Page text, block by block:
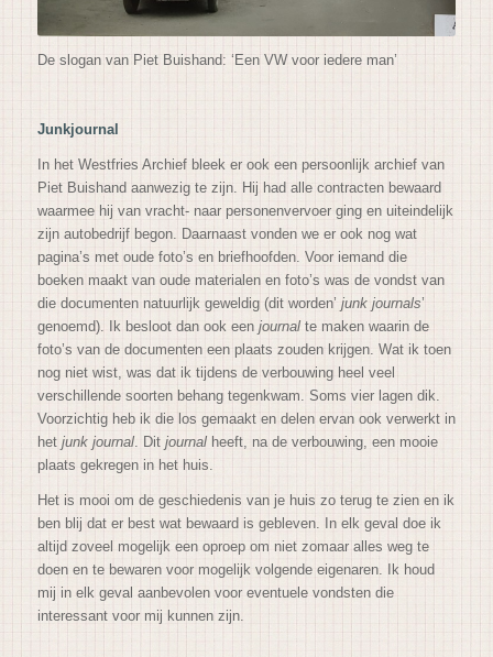
De slogan van Piet Buishand: ‘Een VW voor iedere man’
Junkjournal
In het Westfries Archief bleek er ook een persoonlijk archief van
Piet Buishand aanwezig te zijn. Hij had alle contracten bewaard
waarmee hij van vracht- naar personenvervoer ging en uiteindelijk
zijn autobedrijf begon. Daarnaast vonden we er ook nog wat
pagina’s met oude foto’s en briefhoofden. Voor iemand die
boeken maakt van oude materialen en foto’s was de vondst van
die documenten natuurlijk geweldig (dit worden’ junk journals’
genoemd). Ik besloot dan ook een journalte maken waarin de
foto’s van de documenten een plaats zouden krijgen. Wat ik toen
nog niet wist, was dat ik tijdens de verbouwing heel veel
verschillende soorten behang tegenkwam. Soms vier lagen dik.
Voorzichtig heb ik die los gemaakt en delen ervan ook verwerkt in
het junk journal. Dit journalheeft, na de verbouwing, een mooie
plaats gekregen in het huis.
Het is mooi om de geschiedenis van je huis zo terug te zien en ik
ben blij dat er best wat bewaard is gebleven. In elk geval doe ik
altijd zoveel mogelijk een oproep om niet zomaar alles weg te
doen en te bewaren voor mogelijk volgende eigenaren. Ik houd
mij in elk geval aanbevolen voor eventuele vondsten die
interessant voor mij kunnen zijn.